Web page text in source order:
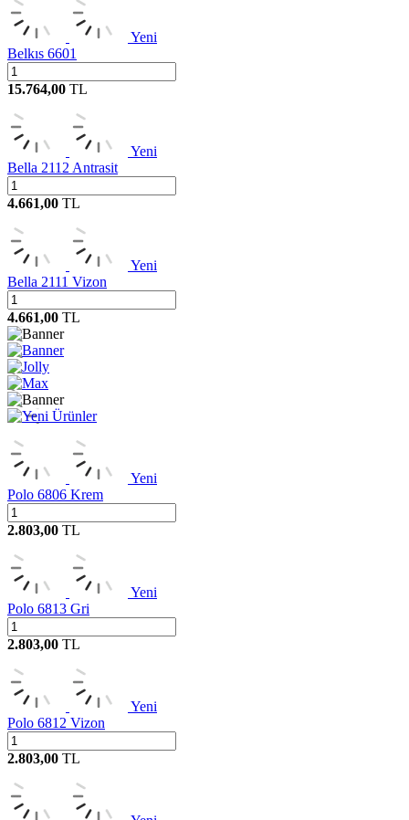
Yeni
Belkıs 6601
15.764,00 TL
Yeni
Bella 2112 Antrasit
4.661,00 TL
Yeni
Bella 2111 Vizon
4.661,00 TL
Yeni
Polo 6806 Krem
2.803,00 TL
Yeni
Polo 6813 Gri
2.803,00 TL
Yeni
Polo 6812 Vizon
2.803,00 TL